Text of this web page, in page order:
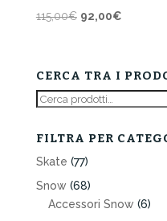
115,00€ Il
era:
115,00€.
92,00€Il
è:
92,00€.
CERCA TRA I
Cerca:
FILTRA PER
Skate (77)
Snow (68)
Accessori Snow (6)